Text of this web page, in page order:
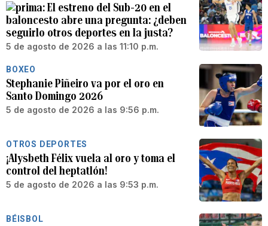
El estreno del Sub-20 en el
baloncesto abre una pregunta: ¿deben
seguirlo otros deportes en la justa?
5 de agosto de 2026 a las 11:10 p.m.
BOXEO
Stephanie Piñeiro va por el oro en
Santo Domingo 2026
5 de agosto de 2026 a las 9:56 p.m.
OTROS DEPORTES
¡Alysbeth Félix vuela al oro y toma el
control del heptatlón!
5 de agosto de 2026 a las 9:53 p.m.
BÉISBOL